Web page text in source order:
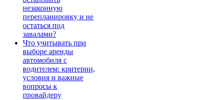
незаконную
перепланировку и не
остаться под
завалами?
Что учитывать при
выборе аренды
автомобиля с
водителем: критерии,
условия и важные
вопросы к
провайдеру